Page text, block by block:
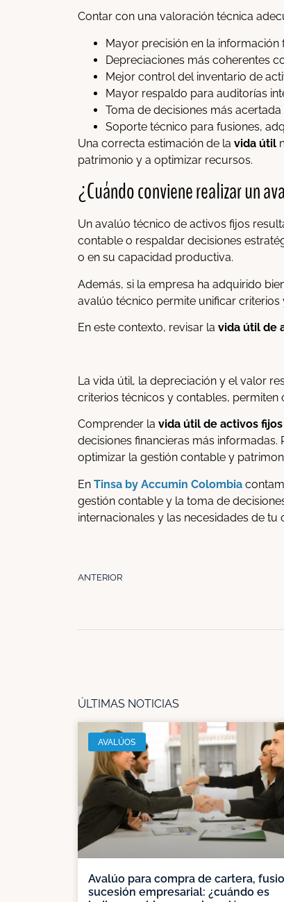
Contar con una valoración técnica
Mayor precisión en la información
Depreciaciones más coherentes
Mejor control del inventario de
Mayor respaldo para auditorías
Toma de decisiones más
Soporte técnico para fusiones,
Una correcta estimación de la vida útil
patrimonio y a optimizar recursos.
¿Cuándo conviene realizar un
Un avalúo técnico de activos fijos
contable o respaldar decisiones
o en su capacidad productiva.
Además, si la empresa ha adquirido
avalúo técnico permite unificar
En este contexto, revisar la vida útil de
La vida útil, la depreciación y el valor
criterios técnicos y contables,
Comprender la vida útil de activos fijos
decisiones financieras más
optimizar la gestión contable y
En Tinsa by Accumin Colombia
gestión contable y la toma de
internacionales y las necesidades de tu
ANTERIOR
ÚLTIMAS NOTICIAS
AVALÚOS
Avalúo para compra de cartera,
sucesión empresarial: ¿cuándo es